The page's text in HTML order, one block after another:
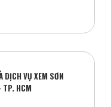
DỊCH VỤ XEM SƠN
HCM